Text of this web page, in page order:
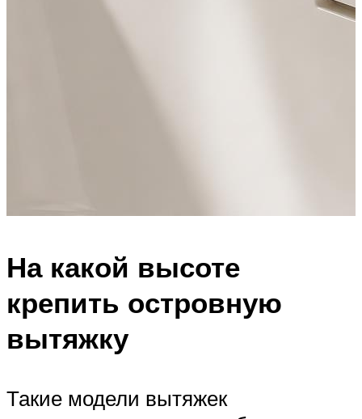
На какой высоте
крепить островную
вытяжку
Такие модели вытяжек